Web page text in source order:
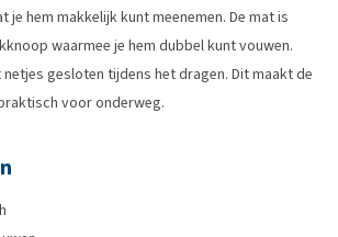
je hem makkelijk kunt meenemen. De mat is
waarmee je hem dubbel kunt vouwen.
gesloten tijdens het dragen. Dit maakt de
voor onderweg.